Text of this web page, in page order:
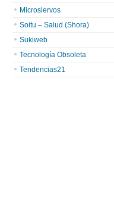
Microsiervos
Soitu – Salud (Shora)
Sukiweb
Tecnología Obsoleta
Tendencias21